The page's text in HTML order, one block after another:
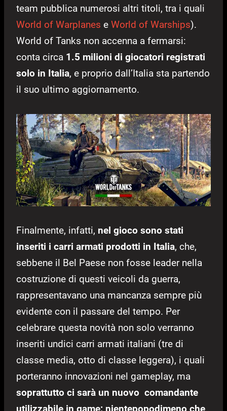
team pubblica numerosi altri titoli, tra i quali
World of Warplanes e World of Warships).
World of Tanks non accenna a fermarsi:
conta circa 1.5 milioni di giocatori registrati
solo in Italia, e proprio dall’Italia sta partendo
il suo ultimo aggiornamento.
Finalmente, infatti, nel gioco sono stati
inseriti i carri armati prodotti in Italia, che,
sebbene il Bel Paese non fosse leader nella
costruzione di questi veicoli da guerra,
rappresentavano una mancanza sempre più
evidente con il passare del tempo. Per
celebrare questa novità non solo verranno
inseriti undici carri armati italiani (tre di
classe media, otto di classe leggera), i quali
porteranno innovazioni nel gameplay, ma
soprattutto ci sarà un nuovo comandante